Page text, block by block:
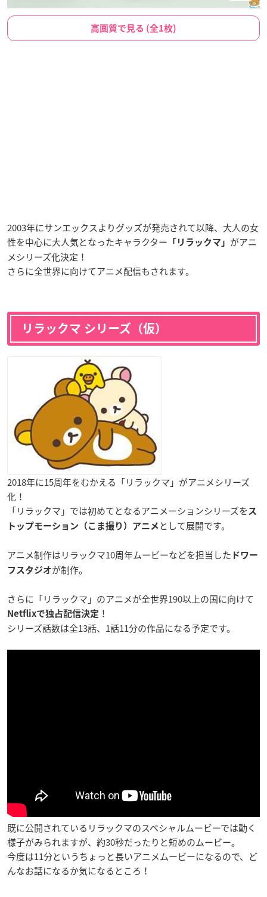
高画質で見る (全1枚)
2003年にサンエックスよりグッズが発売されて以降、大人の女
性を中心に大人気となったキャラクター 「リラックマ」 がアニ
メシリーズ化決定！
さらに全世界に向けてアニメ配信もされます。
リラックマ シリーズ（仮）
2018年に15周年をむかえる「リラックマ」がアニメシリーズ
化！
「リラックマ」では初めてとなるアニメーションシリーズを ス
トップモーション（こま撮り）アニメ として展開です。
アニメ制作はリラックマ10周年ムービーなどを担当した ドワー
フスタジオが制作。
さらに「リラックマ」のアニメが全世界190以上の国に向けて
Netflixで独占配信決定 ！
シリーズ話数は全13話、1話11分の作品になる予定です。
既に公開されているリラックマのスペシャルムービーでは動く
様子がみられますが、約30秒だったりと短めのムービー。
今度は11分というちょっと長いアニメムービーになるので、ど
んなお話になるか気になるところ！